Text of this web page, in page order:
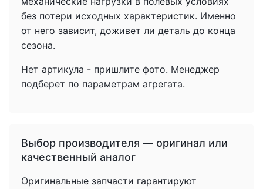
без потери исходных характеристик. Именно
от него зависит, доживет ли деталь до конца
сезона.
Нет артикула - пришлите фото. Менеджер
подберет по параметрам агрегата.
Выбор производителя — оригинал или
качественный аналог
Оригинальные запчасти гарантируют